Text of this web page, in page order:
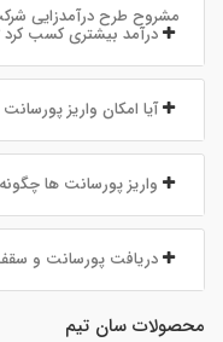
مشروح طرح درآمدزایی
درآمد بیشتری کسب کرد
آیا امکان واریز
واریز پورسانت ها
دریافت پورسانت و
محصولات سان تیم